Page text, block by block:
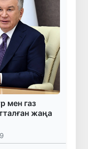
мен газ
жаңа